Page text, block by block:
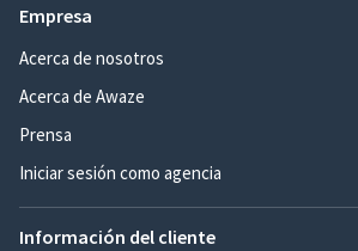
Empresa
Acerca de nosotros
Acerca de Awaze
Prensa
Iniciar sesión como agencia
Información del cliente